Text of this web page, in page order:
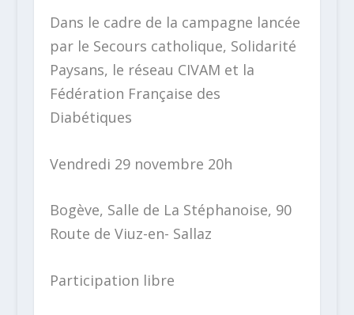
Dans le cadre de la campagne lancée
par le Secours catholique, Solidarité
Paysans, le réseau CIVAM et la
Fédération Française des
Diabétiques
Vendredi 29 novembre 20h
Bogève, Salle de La Stéphanoise, 90
Route de Viuz-en- Sallaz
Participation libre